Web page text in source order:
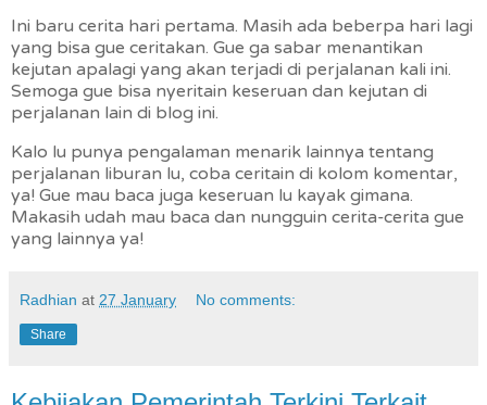
Ini baru cerita hari pertama. Masih ada beberpa hari lagi
yang bisa gue ceritakan. Gue ga sabar menantikan
kejutan apalagi yang akan terjadi di perjalanan kali ini.
Semoga gue bisa nyeritain keseruan dan kejutan di
perjalanan lain di blog ini.
Kalo lu punya pengalaman menarik lainnya tentang
perjalanan liburan lu, coba ceritain di kolom komentar,
ya! Gue mau baca juga keseruan lu kayak gimana.
Makasih udah mau baca dan nungguin cerita-cerita gue
yang lainnya ya!
Radhian at 27 January No comments:
Share